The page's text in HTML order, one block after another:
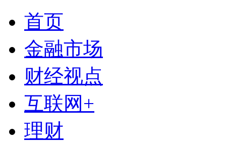
首页
金融市场
财经视点
互联网+
理财